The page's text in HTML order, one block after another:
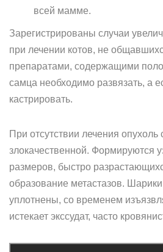
всей мамме.
Зарегистрированы случаи
при лечении котов, не
препаратами, содержащими
самца необходимо развязать, а
кастрировать.
При отсутствии лечения опухоль
злокачественной. Формируются
размеров, быстро
образование метастазов.
уплотнены, со временем
истекает экссудат, часто